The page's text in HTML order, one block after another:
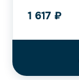
1 617 ₽